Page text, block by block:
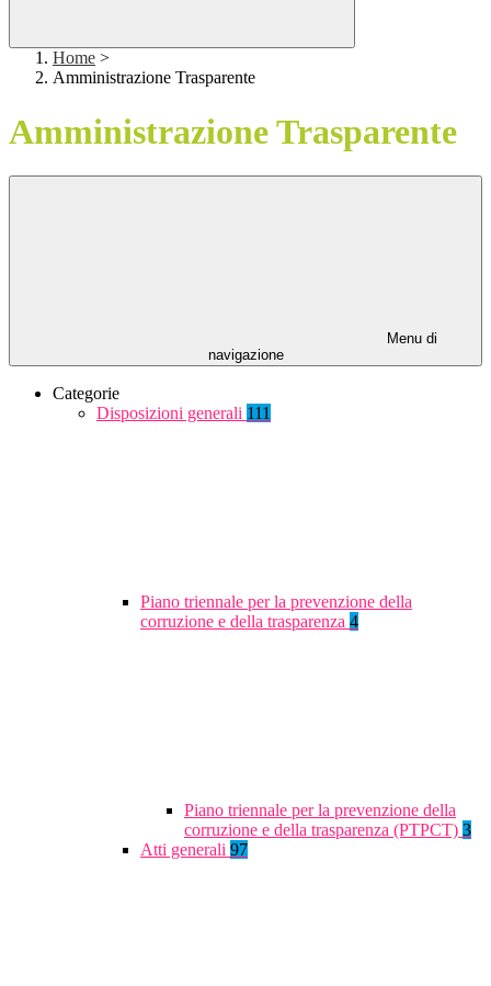
Home >
Amministrazione Trasparente
Amministrazione Trasparente
Menu di
navigazione
Categorie
Disposizioni generali 111
Piano triennale per la prevenzione della
corruzione e della trasparenza 4
Piano triennale per la prevenzione della
corruzione e della trasparenza (PTPCT) 3
Atti generali 97